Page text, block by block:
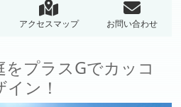
アクセスマップ お問い合わせ
プラスGでカッコ
ン！